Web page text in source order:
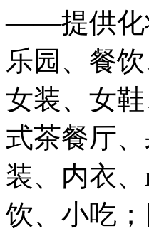
——提供化
乐园、餐
女装、女
式茶餐厅
装、内衣
饮、小吃